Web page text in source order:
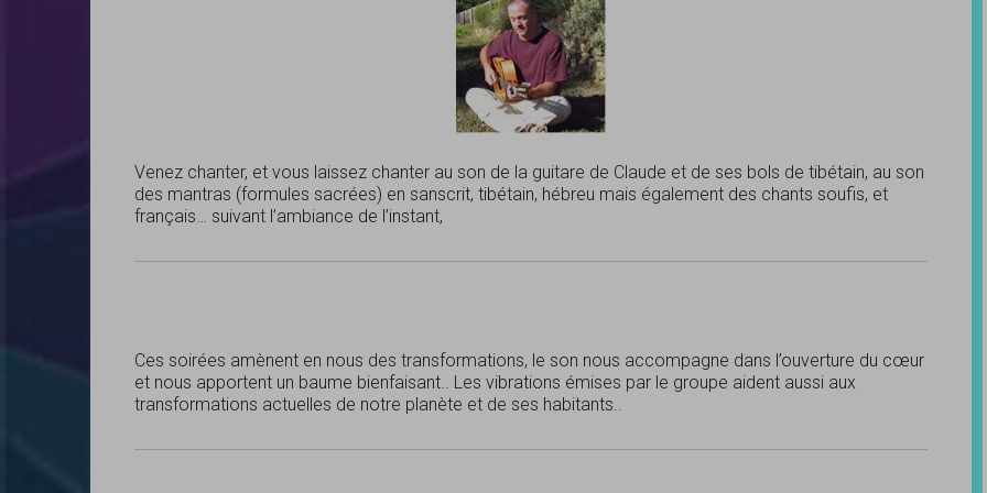
Venez chanter, et vous laissez chanter au son de la guitare de Claude et de ses bols de tibétain, au son
des mantras (formules sacrées) en sanscrit, tibétain, hébreu mais également des chants soufis, et
français… suivant l’ambiance de l’instant,
Ces soirées amènent en nous des transformations, le son nous accompagne dans l’ouverture du cœur
et nous apportent un baume bienfaisant.. Les vibrations émises par le groupe aident aussi aux
transformations actuelles de notre planète et de ses habitants..